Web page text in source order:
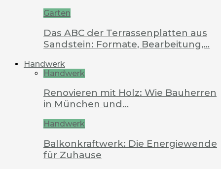
Garten
Das ABC der Terrassenplatten aus
Sandstein: Formate, Bearbeitung,…
Handwerk
Handwerk
Renovieren mit Holz: Wie Bauherren
in München und…
Handwerk
Balkonkraftwerk: Die Energiewende
für Zuhause